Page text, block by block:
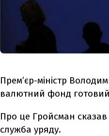
Прем’єр-міністр
валютний фонд
Про це Гройсман сказав
служба уряду.